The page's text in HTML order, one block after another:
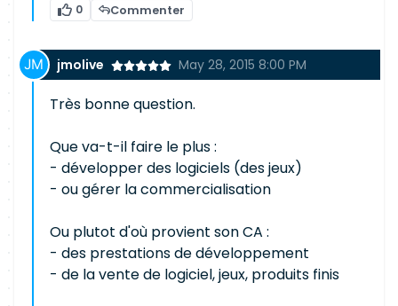
0 Commenter
jmolive May 28, 2015 8:00 PM
Très bonne question.
Que va-t-il faire le plus :
- développer des logiciels (des jeux)
- ou gérer la commercialisation
Ou plutot d'où provient son CA :
- des prestations de développement
- de la vente de logiciel, jeux, produits finis